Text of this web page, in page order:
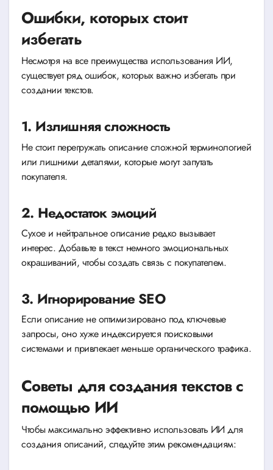
Ошибки, которых стоит
избегать
Несмотря на все преимущества использования ИИ,
существует ряд ошибок, которых важно избегать при
создании текстов.
1. Излишняя сложность
Не стоит перегружать описание сложной терминологией
или лишними деталями, которые могут запутать
покупателя.
2. Недостаток эмоций
Сухое и нейтральное описание редко вызывает
интерес. Добавьте в текст немного эмоциональных
окрашиваний, чтобы создать связь с покупателем.
3. Игнорирование SEO
Если описание не оптимизировано под ключевые
запросы, оно хуже индексируется поисковыми
системами и привлекает меньше органического трафика.
Советы для создания текстов с
помощью ИИ
Чтобы максимально эффективно использовать ИИ для
создания описаний, следуйте этим рекомендациям: